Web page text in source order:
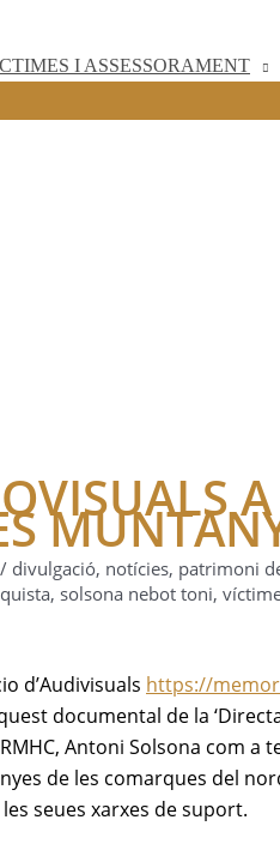
I ASSESSORAMENT
/ divulgació, notícies, patrimoni
, solsona nebot toni,
d’Audivisuals https://
documental de la
Antoni Solsona com a
de les comarques del
seues xarxes de suport.